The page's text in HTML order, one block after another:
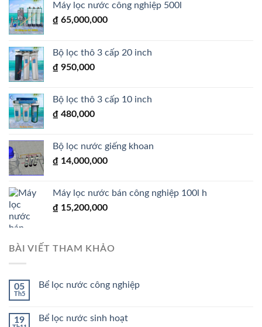
Máy lọc nước công nghiệp 500l
₫ 65,000,000
Bộ lọc thô 3 cấp 20 inch
₫ 950,000
Bộ lọc thô 3 cấp 10 inch
₫ 480,000
Bộ lọc nước giếng khoan
₫ 14,000,000
Máy lọc nước bán công nghiệp 100l h
₫ 15,200,000
BÀI VIẾT THAM KHẢO
05
Th5
Bể lọc nước công nghiệp
19 Bể lọc nước sinh hoạt